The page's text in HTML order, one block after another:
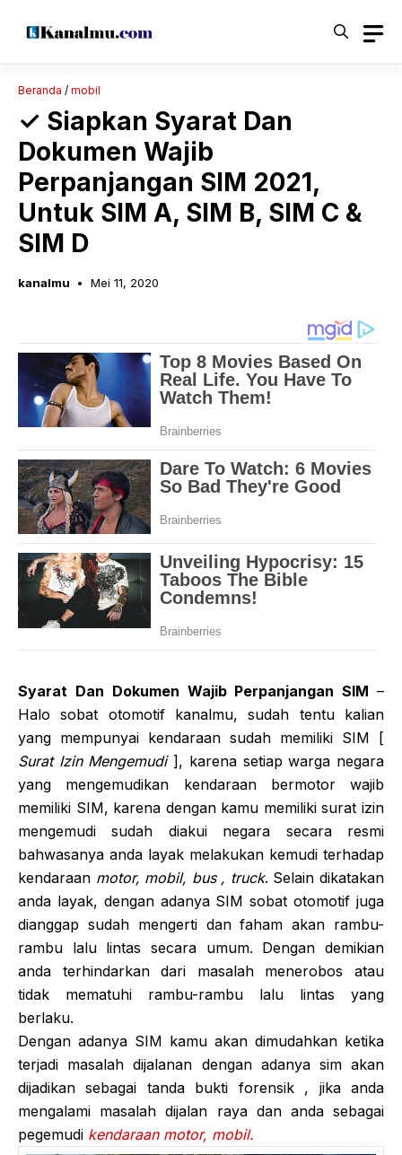
Beranda / mobil
✓ Siapkan Syarat Dan
Dokumen Wajib
Perpanjangan SIM 2021,
Untuk SIM A, SIM B, SIM C &
SIM D
kanalmu Mei 11, 2020
Syarat Dan Dokumen Wajib Perpanjangan SIM –
Halo sobat otomotif kanalmu, sudah tentu kalian
yang mempunyai kendaraan sudah memiliki SIM [
Surat Izin Mengemudi ], karena setiap warga negara
yang mengemudikan kendaraan bermotor wajib
memiliki SIM, karena dengan kamu memiliki surat izin
mengemudi sudah diakui negara secara resmi
bahwasanya anda layak melakukan kemudi terhadap
kendaraan motor, mobil, bus , truck. Selain dikatakan
anda layak, dengan adanya SIM sobat otomotif juga
dianggap sudah mengerti dan faham akan rambu-
rambu lalu lintas secara umum. Dengan demikian
anda terhindarkan dari masalah menerobos atau
tidak mematuhi rambu-rambu lalu lintas yang
berlaku.
Dengan adanya SIM kamu akan dimudahkan ketika
terjadi masalah dijalanan dengan adanya sim akan
dijadikan sebagai tanda bukti forensik , jika anda
mengalami masalah dijalan raya dan anda sebagai
pegemudi kendaraan motor, mobil.